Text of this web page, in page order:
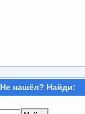
Не нашёл? Найди: